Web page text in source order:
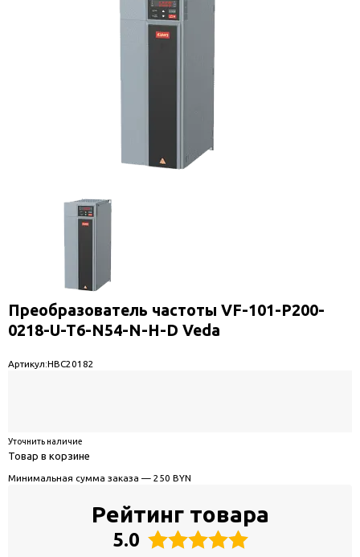
Преобразователь частоты VF-101-P200-
0218-U-T6-N54-N-H-D Veda
Артикул:HBC20182
Уточнить наличие
Товар в корзине
Минимальная сумма заказа — 250 BYN
Рейтинг товара
5.0